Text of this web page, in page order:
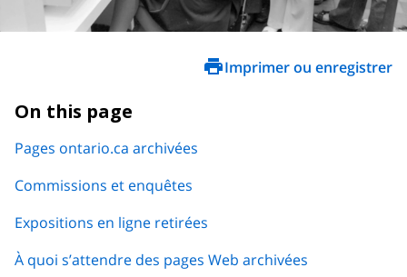
Imprimer ou enregistrer
On this page
Pages ontario.ca archivées
Commissions et enquêtes
Expositions en ligne retirées
À quoi s’attendre des pages Web archivées